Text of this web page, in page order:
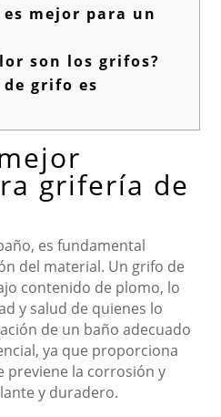
mejor para un
son los grifos?
grifo es
grifería de
es fundamental
del material. Un grifo de
contenido de plomo, lo
y salud de quienes lo
de un baño adecuado
ya que proporciona
previene la corrosión y
y duradero.